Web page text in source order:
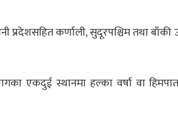
कर्णाली, सुदूरपश्चिम तथा बाँकी
एकदुई स्थानमा हल्का वर्षा वा